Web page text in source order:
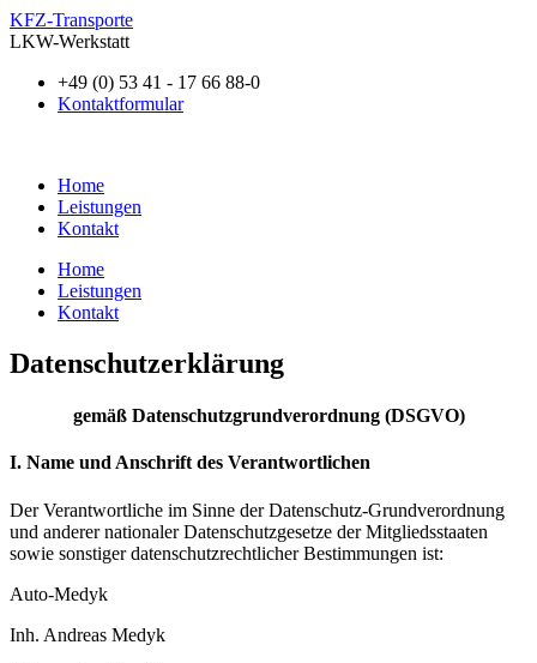
KFZ-Transporte
LKW-Werkstatt
+49 (0) 53 41 - 17 66 88-0
Kontaktformular
Home
Leistungen
Kontakt
Home
Leistungen
Kontakt
Datenschutzerklärung
gemäß Datenschutzgrundverordnung (DSGVO)
I. Name und Anschrift des Verantwortlichen
Der Verantwortliche im Sinne der Datenschutz-Grundverordnung
und anderer nationaler Datenschutzgesetze der Mitgliedsstaaten
sowie sonstiger datenschutzrechtlicher Bestimmungen ist:
Auto-Medyk
Inh. Andreas Medyk